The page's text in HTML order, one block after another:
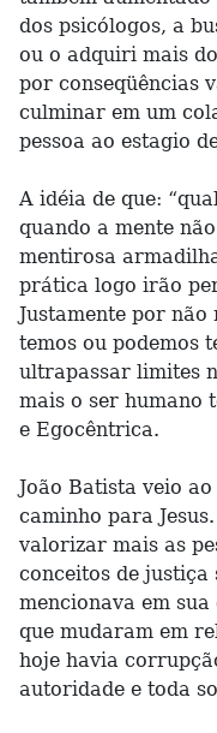
dos psicólogos, a
ou o adquiri mais
por conseqüências
culminar em um
pessoa ao estagio
A idéia de que:
quando a mente
mentirosa
prática logo irão
Justamente por não
temos ou podemos
ultrapassar limites
mais o ser humano
e Egocêntrica.
João Batista veio
caminho para
valorizar mais as
conceitos de justiça
mencionava em sua
que mudaram em
hoje havia
autoridade e toda